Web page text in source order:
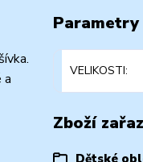
a
Parametry
VELIKOSTI
Zboží
Dětské